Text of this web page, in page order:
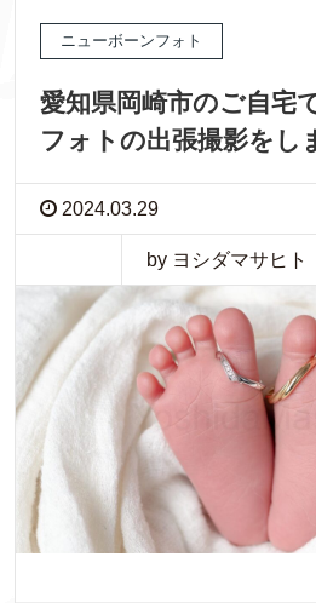
ニューボーンフォト
愛知県岡崎市のご自宅
フォトの出張撮影をし
2024.03.29
by ヨシダマサヒト